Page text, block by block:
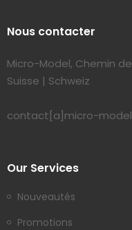
Nous contacter
Micro-Model, Chemin
Suisse | Schweiz
contact[a]micro-
Our Services
Nouveautés
Promotions